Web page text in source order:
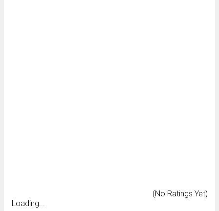
(No Ratings Yet)
Loading...